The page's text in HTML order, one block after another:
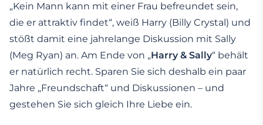
„Kein Mann kann mit einer Frau befreundet sein,
die er attraktiv findet“, weiß Harry (Billy Crystal) und
stößt damit eine jahrelange Diskussion mit Sally
(Meg Ryan) an. Am Ende von „Harry & Sally“ behält
er natürlich recht. Sparen Sie sich deshalb ein paar
Jahre „Freundschaft“ und Diskussionen – und
gestehen Sie sich gleich Ihre Liebe ein.